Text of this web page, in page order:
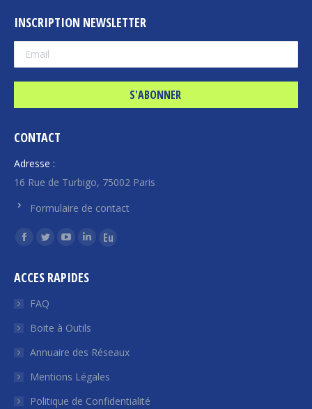
INSCRIPTION NEWSLETTER
CONTACT
Adresse :
16 Rue de Turbigo, 75002 Paris
Formulaire de contact
Trouvez nous sur :
La
Facebook
s'ouvre
une
nouvelle
fenêtre
La
Twitter
s'ouvre
une
nouvelle
fenêtre
La
YouTube
une
nouvelle
fenêtre
La
LinkedIn
une
nouvelle
fenêtre
La
nouvelle
fenêtre
ACCES RAPIDES
FAQ
Boite à Outils
Annuaire des Réseaux
Mentions Légales
Politique de Confidentialité